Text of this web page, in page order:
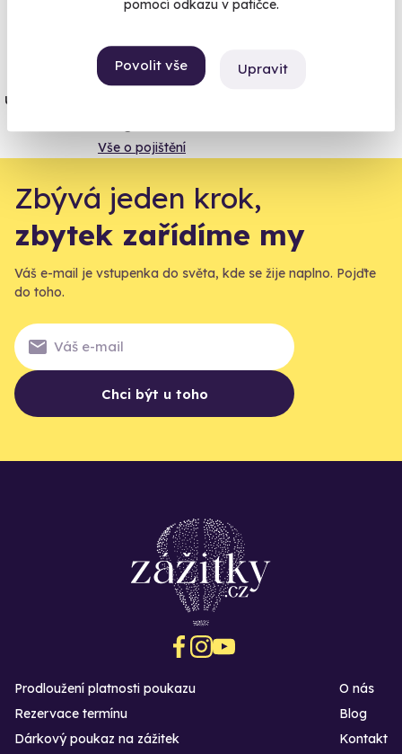
pomocí odkazu v patičce.
Povolit vše Upravit
Jeden nikdy neví. Máme nejvyšší
úrazové pojištění z nabídky zážitkových
Vše o pojištění
Zbývá jeden krok,
zbytek zařídíme my
Váš e-mail je vstupenka do světa, kde se žije naplno. Pojďte
do toho.
Chci být u toho
Prodloužení platnosti poukazu
Rezervace termínu
Dárkový poukaz na zážitek
O nás
Blog
Kontakt